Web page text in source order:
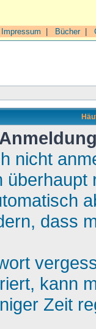
Impressum Bücher|
nicht
überhaupt
dass
kann
Zeit